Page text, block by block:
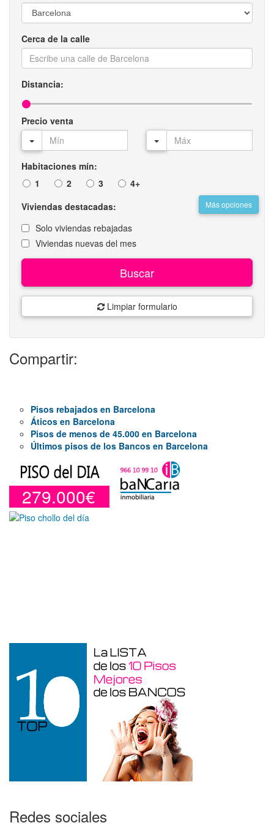
Cerca de la calle
Distancia:
Precio venta
Habitaciones mín:
1
2 3 4+
Más opciones
Viviendas destacadas:
Solo viviendas rebajadas
Viviendas nuevas del mes
Buscar
Limpiar formulario
Compartir:
Pisos rebajados en Barcelona
Áticos en Barcelona
Pisos de menos de 45.000 en Barcelona
Últimos pisos de los Bancos en Barcelona
279.000€
Redes sociales